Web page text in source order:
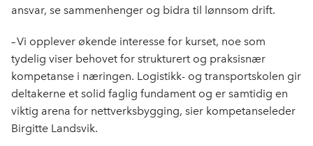
ansvar, se sammenhenger og bidra til lønnsom drift.
– Vi opplever økende interesse for kurset, noe som
tydelig viser behovet for strukturert og praksisnær
kompetanse i næringen. Logistikk- og transportskolen gir
deltakerne et solid faglig fundament og er samtidig en
viktig arena for nettverksbygging, sier kompetanseleder
Birgitte Landsvik.